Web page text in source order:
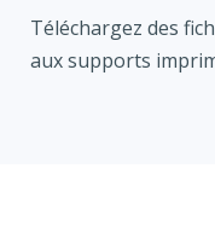
Téléchargez des
aux supports